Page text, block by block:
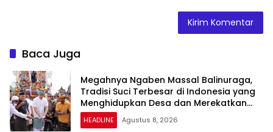
Baca Juga
Megahnya Ngaben Massal Balinuraga,
Tradisi Suci Terbesar di Indonesia yang
Menghidupkan Desa dan Merekatkan
Ikatan Keluarga
HEADLINE Agustus 8, 2026